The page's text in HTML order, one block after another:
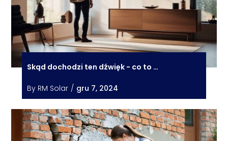
Skąd dochodzi ten dźwięk - co to …
By RM Solar / gru 7, 2024